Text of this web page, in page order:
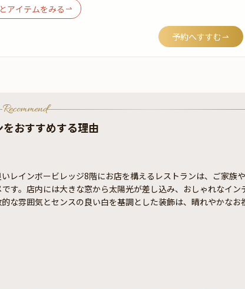
アイテムをみる
予約へすすむ
Recommend
をおすすめする理由
レインボービレッジ8階にお店を構えるレストランは、ご家族や
す。店内には大きな窓から太陽光が差し込み、おしゃれなイン
な雰囲気とセンスの良い白を基調とした装飾は、晴れやかなお